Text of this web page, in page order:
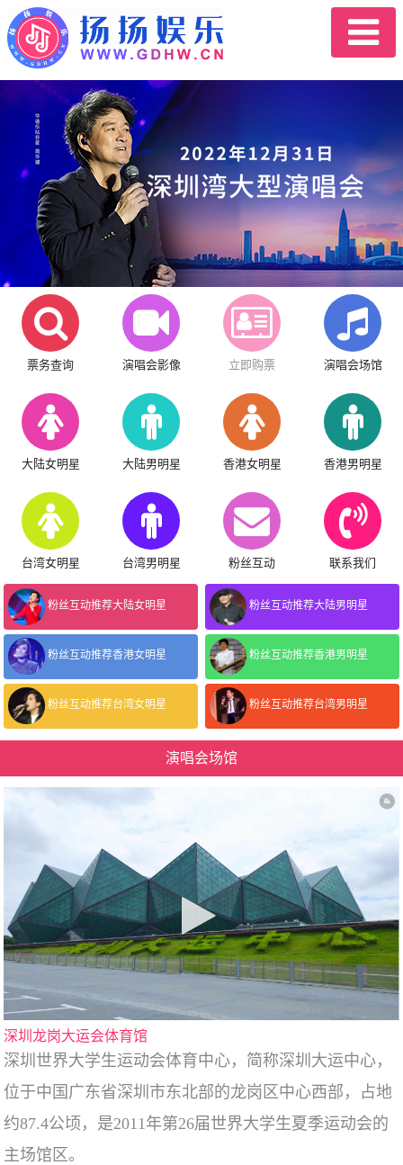
票务查询 演唱会影像 立即购票 演唱会场馆
大陆女明星 大陆男明星 香港女明星 香港男明星
台湾女明星 台湾男明星 粉丝互动 联系我们
粉丝互动推荐大陆女明星 粉丝互动推荐大陆男明星
粉丝互动推荐香港女明星 粉丝互动推荐香港男明星
粉丝互动推荐台湾女明星 粉丝互动推荐台湾男明星
演唱会场馆
深圳龙岗大运会体育馆
深圳世界大学生运动会体育中心，简称深圳大运中心，
位于中国广东省深圳市东北部的龙岗区中心西部，占地
约87.4公顷，是2011年第26届世界大学生夏季运动会的
主场馆区。